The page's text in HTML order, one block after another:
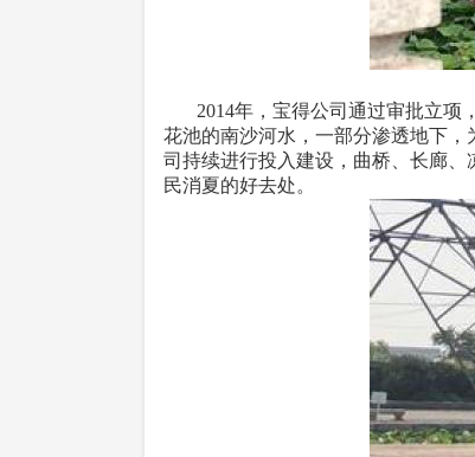
2014年，宝得公司通过审批立项
花池的南沙河水，一部分渗透地下
司持续进行投入建设，曲桥、长廊
民消夏的好去处。